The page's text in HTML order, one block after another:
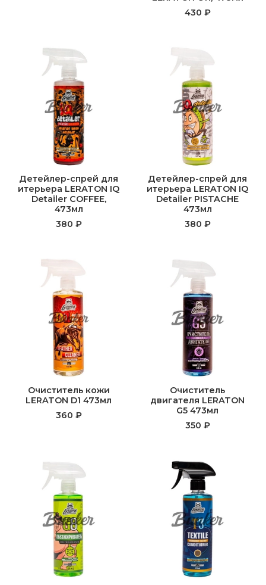
430 ₽
Детейлер-спрей для
итерьера LERATON IQ
Detailer COFFEE,
473мл
380 ₽
Детейлер-спрей для
итерьера LERATON IQ
Detailer PISTACHE
473мл
380 ₽
Очиститель кожи
LERATON D1 473мл
360 ₽
Очиститель
двигателя LERATON
G5 473мл
350 ₽